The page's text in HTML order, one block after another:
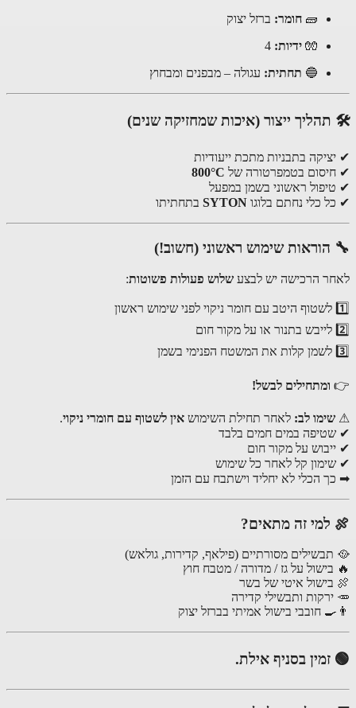
🧱
חומר:ברזל יצוק
🧤
ידיות:4
🔵
תחתית:עגולה – מבפנים ומבחוץ
ייצור (איכות שמחזיקה שנים)
בתבניות מתכת ייעודיות
בטמפרטורה של800°C
ראשוני בשמן במפעל
כלי נחתם בלוגוSYTONבתחתיתו
שימוש ראשוני (חשוב!)
הרכישה יש לבצעשלוש פעולות פשוטות:
ומתחילים לבשל!
שימו לב:לאחר תחילת השימושאין לשטוף עם חומרי ניקוי .
במים חמים בלבד
על מקור חום
קל לאחר כל שימוש
הכלי לא יחליד וישתבח עם הזמן
זה מתאים?
מסורתיים (פילאף, קדירות, גולאש)
על גז / מדורה / מטבח חוץ
איטי של בשר
ותבשילי קדירה
חובבי בישול אמיתי בברזל יצוק
בסניףאילת.